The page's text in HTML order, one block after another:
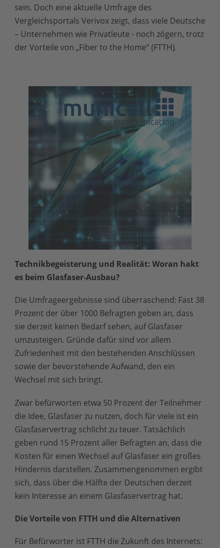
sein. Doch eine aktuelle Umfrage des
Vergleichsportals Verivox zeigt, dass viele Deutsche
– Unternehmen wie Privatleute - noch zögern, trotz
der Vorteile von „Fiber to the Home“ (FTTH).
Technikbegeisterung und Realität: Woran hakt
es beim Glasfaser-Ausbau?
Die Umfrageergebnisse sind überraschend: Fast 38
Prozent der über 1000 Befragten geben an, dass
sie derzeit keinen Bedarf sehen, auf Glasfaser
umzusteigen. Gründe dafür sind vor allem
Zufriedenheit mit den bestehenden Anschlüssen
sowie der bevorstehende Aufwand, den ein
Wechsel mit sich bringt.
Zwar befürworten etwa 50 Prozent der Teilnehmer
die Idee, Glasfaser zu nutzen, doch für viele ist ein
Glasfaservertrag schlicht zu teuer. Tatsächlich
geben rund 15 Prozent aller Befragten an, dass die
Kosten für einen Wechsel auf Glasfaser ein großes
Hindernis darstellen. Zusammengenommen ergibt
sich, dass über die Hälfte der Deutschen derzeit
kein Interesse an einem Glasfaservertrag hat.
Die Vorteile von FTTH und die Alternativen
Für Befürworter ist FTTH die Zukunft des Internets: